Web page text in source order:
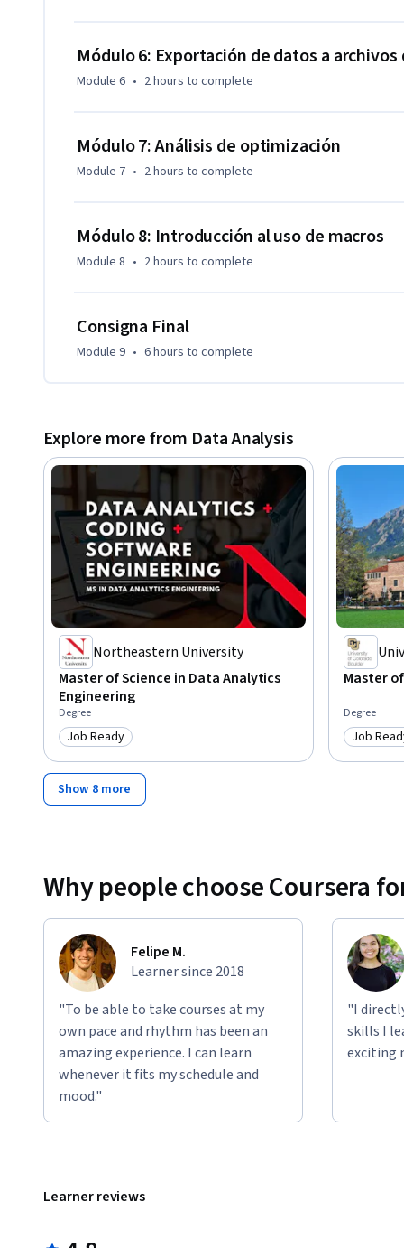
Módulo 6: Exportación de datos a
Module 6 • 2 hours to complete
Módulo 7: Análisis de optimización
Module 7 • 2 hours to complete
Módulo 8: Introducción al uso de macros
Module 8 • 2 hours to complete
Consigna Final
Module 9 • 6 hours to complete
Explore more from Data Analysis
Northeastern University
Master of Science in Data Analytics
Engineering
Degree
Category: Job Ready
Job Ready
Master
Degree
Job
Show 8 more
Why people choose Coursera
Felipe M.
Learner since 2018
"To be able to take courses at my
own pace and rhythm has been an
amazing experience. I can learn
whenever it fits my schedule and
mood."
"I
skills I
exciting
Learner reviews